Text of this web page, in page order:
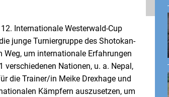
Internationale Westerwald-Cup
junge Turniergruppe des Shotokan-
Weg, um internationale Erfahrungen
Nationen, u. a. Nepal,
die Trainer/in Meike Drexhage und
Kämpfern auszusetzen, um